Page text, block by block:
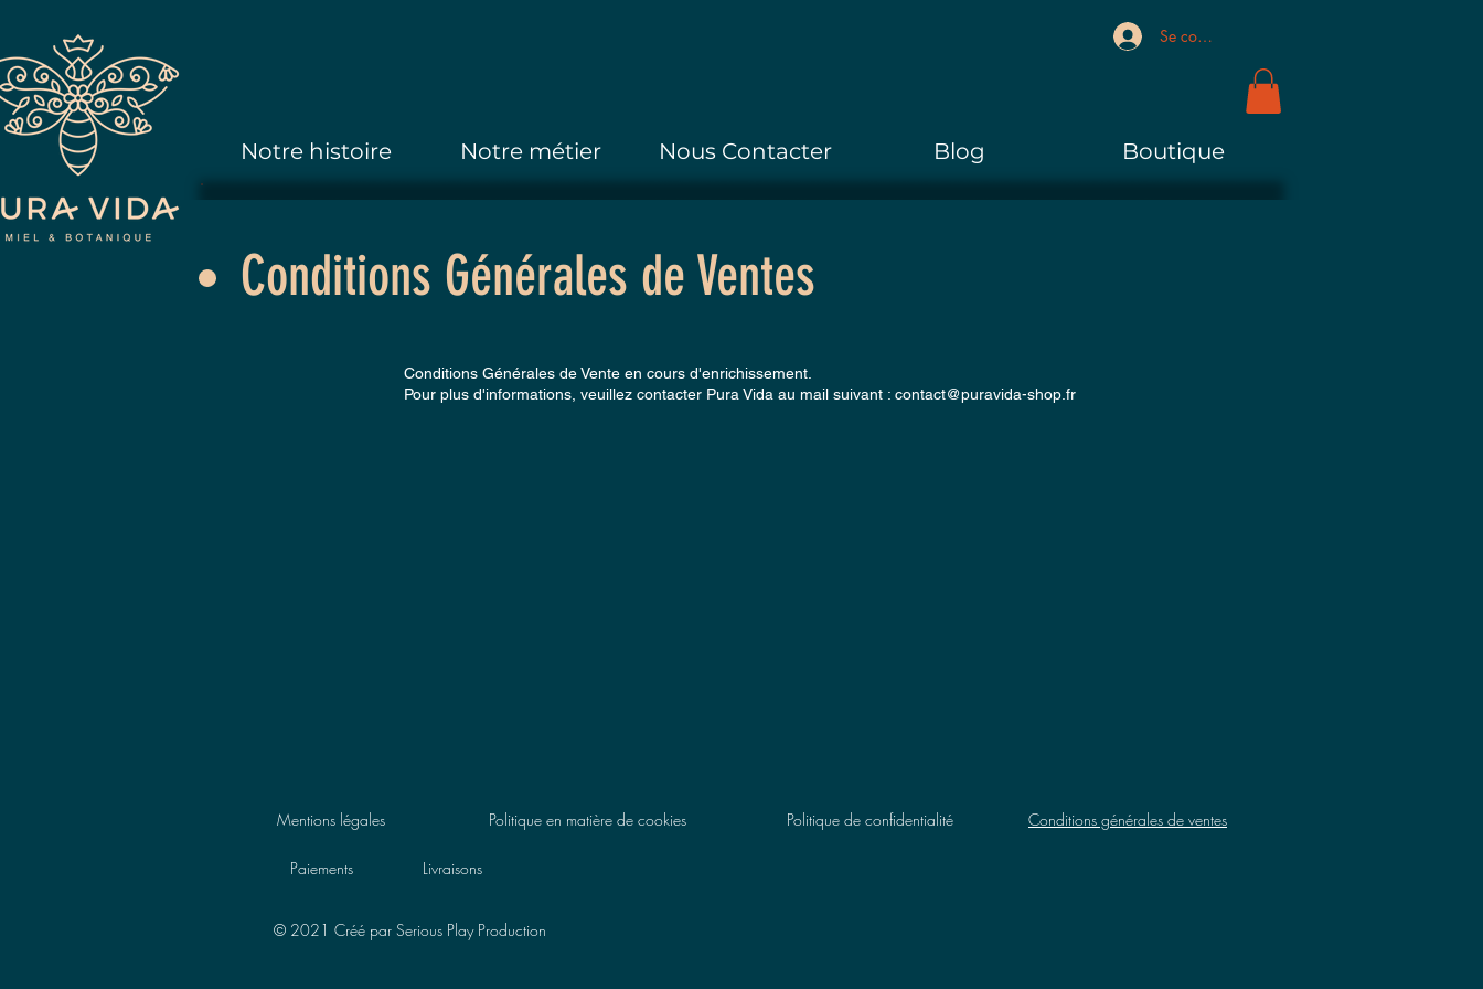
Se connecter
Notre histoire Notre métier Nous Contacter Blog Boutique
Conditions Générales de Ventes
Conditions Générales de Vente en cours d'enrichissement.
Pour plus d'informations, veuillez contacter Pura Vida au mail suivant : contact@puravida-shop.fr
Mentions légales Politique en matière de cookies Politique de confidentialité Conditions générales de ventes
Paiements Livraisons
© 2021 Créé par Serious Play Production